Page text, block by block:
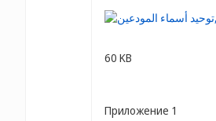
60 KB
Приложение 1